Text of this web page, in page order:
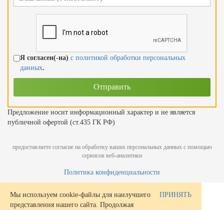
Я согласен(-на) с политикой обработки персональных
данных.
Предложение носит информационный характер и не является
публичной офертой (ст.435 ГК РФ)
предоставляете согласие на обработку ваших персональных данных с помощью
сервисов веб-аналитики
Политика конфиденциальности
Мы используем cookie-файлы для наилучшего
представления нашего сайта. Продолжая
ПРИНЯТЬ